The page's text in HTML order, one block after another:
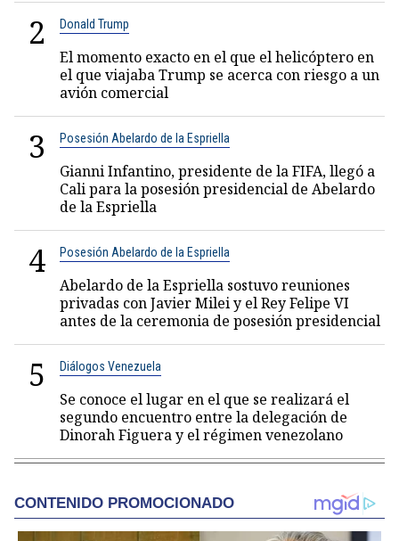
2 Donald Trump
El momento exacto en el que el helicóptero en
el que viajaba Trump se acerca con riesgo a un
avión comercial
3 Posesión Abelardo de la Espriella
Gianni Infantino, presidente de la FIFA, llegó a
Cali para la posesión presidencial de Abelardo
de la Espriella
4 Posesión Abelardo de la Espriella
Abelardo de la Espriella sostuvo reuniones
privadas con Javier Milei y el Rey Felipe VI
antes de la ceremonia de posesión presidencial
5 Diálogos Venezuela
Se conoce el lugar en el que se realizará el
segundo encuentro entre la delegación de
Dinorah Figuera y el régimen venezolano